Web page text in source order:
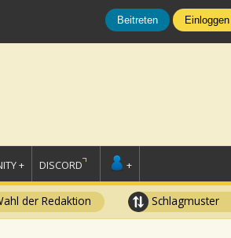
Beitreten Einloggen
+ DISCORD +
der Redaktion Schlagmuster